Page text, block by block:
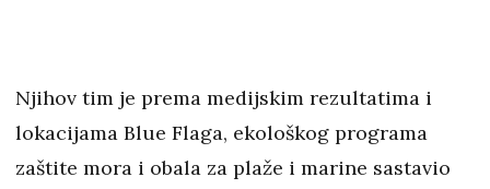
Njihov tim je prema medijskim rezultatima i
lokacijama Blue Flaga, ekološkog programa
zaštite mora i obala za plaže i marine sastavio